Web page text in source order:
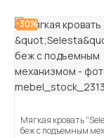
-30%
Мягкая кровать
беж с подъемным